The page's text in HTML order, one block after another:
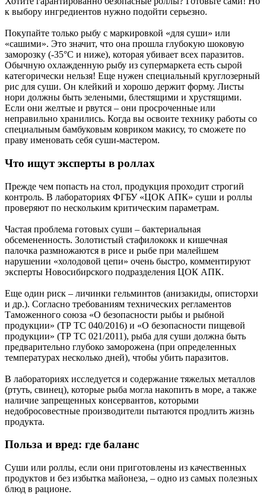
к выбору ингредиентов нужно подойти серьезно.
Покупайте только рыбу с маркировкой «для суши» или
«сашими». Это значит, что она прошла глубокую шоковую
заморозку (-35°C и ниже), которая убивает всех паразитов.
Обычную охлажденную рыбу из супермаркета есть сырой
категорически нельзя! Еще нужен специальный круглозерный
рис для суши. Он клейкий и хорошо держит форму. Листы
нори должны быть зелеными, блестящими и хрустящими.
Если они желтые и рвутся – они просроченные или
неправильно хранились. Когда вы освоите технику работы со
специальным бамбуковым ковриком макису, то сможете по
праву именовать себя суши-мастером.
Что ищут эксперты в роллах
Прежде чем попасть на стол, продукция проходит строгий
контроль. В лабораториях ФГБУ «ЦОК АПК» суши и роллы
проверяют по нескольким критическим параметрам.
Частая проблема готовых суши – бактериальная
обсемененность. Золотистый стафилококк и кишечная
палочка размножаются в рисе и рыбе при малейшем
нарушении «холодовой цепи» очень быстро, комментируют
эксперты Новосибирского подразделения ЦОК АПК.
Еще один риск – личинки гельминтов (анизакиды, описторхи
и др.). Согласно требованиям технических регламентов
Таможенного союза «О безопасности рыбы и рыбной
продукции» (ТР ТС 040/2016) и «О безопасности пищевой
продукции» (ТР ТС 021/2011), рыба для суши должна быть
предварительно глубоко заморожена (при определенных
температурах несколько дней), чтобы убить паразитов.
В лабораториях исследуется и содержание тяжелых металлов
(ртуть, свинец), которые рыба могла накопить в море, а также
наличие запрещенных консервантов, которыми
недобросовестные производители пытаются продлить жизнь
продукта.
Польза и вред: где баланс
Суши или роллы, если они приготовлены из качественных
продуктов и без избытка майонеза, – одно из самых полезных
блюд в рационе.